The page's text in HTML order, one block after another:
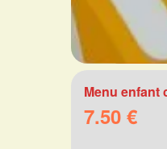
Menu enfant
7.50 €